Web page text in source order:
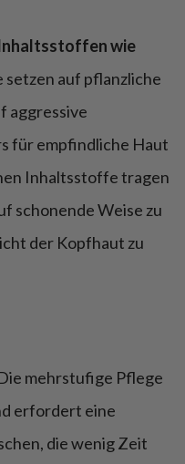
wie
setzen auf pflanzliche
aggressive
für empfindliche Haut
Inhaltsstoffe tragen
schonende Weise zu
der Kopfhaut zu
mehrstufige Pflege
erfordert eine
die wenig Zeit